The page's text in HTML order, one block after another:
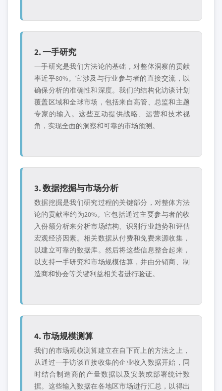
2. 一手研究
一手研究是我们方法论的基础，对整体洞察的贡献
率近乎80%。它涉及与行业参与者的直接交流，以
确保分析的准确性和深度。我们的结构化访谈计划
覆盖区域和全球市场，包括来自高管、总监和主题
专家的输入。这些互动提供战略、运营和技术视
角，实现全面的洞察和可靠的市场预测。
3. 数据挖掘与市场分析
数据挖掘是我们研究过程的关键部分，对整体方法
论的贡献率约为20%。它包括通过主要参与者的收
入份额分析来分析市场结构、识别行业趋势和评估
宏观经济因素。相关数据从付费和免费来源收集，
以建立可靠的数据库。然后将这些信息整合起来，
以支持一手研究和市场规模估算，并由分销商、制
造商和协会等关键利益相关者进行验证。
4. 市场规模测算
我们的市场规模测算建立在自下而上的方法之上，
从通过一手访谈直接收集的企业收入数据开始，同
时结合制造商的产量数据以及安装或部署统计数
据。这些输入数据在各地区市场进行汇总，以得出